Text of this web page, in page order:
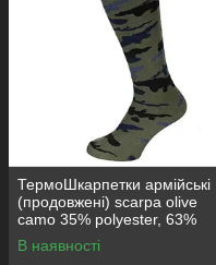
ТермоШкарпетки армійські
(продовжені) scarpa olive
camo 35% polyester, 63%
cotton, 2% spandex, оригінал
Італія
В наявності